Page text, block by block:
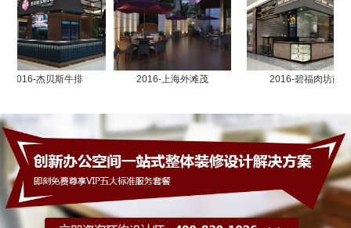
2016-杰贝斯牛排 2016-上海外滩茂 2016-碧福肉坊南